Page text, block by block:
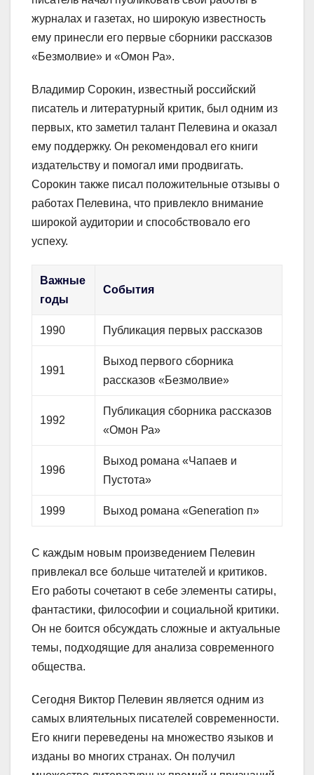
журналах и газетах, но широкую известность
ему принесли его первые сборники рассказов
«Безмолвие» и «Омон Ра».
Владимир Сорокин, известный российский
писатель и литературный критик, был одним из
первых, кто заметил талант Пелевина и оказал
ему поддержку. Он рекомендовал его книги
издательству и помогал ими продвигать.
Сорокин также писал положительные отзывы о
работах Пелевина, что привлекло внимание
широкой аудитории и способствовало его
успеху.
Важные
годы
События
1990 Публикация первых рассказов
1991
Выход первого сборника
рассказов «Безмолвие»
1992
Публикация сборника рассказов
«Омон Ра»
1996
Выход романа «Чапаев и
Пустота»
1999 Выход романа «Generation п»
С каждым новым произведением Пелевин
привлекал все больше читателей и критиков.
Его работы сочетают в себе элементы сатиры,
фантастики, философии и социальной критики.
Он не боится обсуждать сложные и актуальные
темы, подходящие для анализа современного
общества.
Сегодня Виктор Пелевин является одним из
самых влиятельных писателей современности.
Его книги переведены на множество языков и
изданы во многих странах. Он получил